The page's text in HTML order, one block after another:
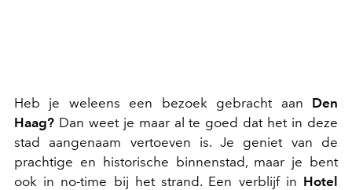
Heb je weleens een bezoek gebracht aan Den
Haag? Dan weet je maar al te goed dat het in deze
stad aangenaam vertoeven is. Je geniet van de
prachtige en historische binnenstad, maar je bent
ook in no-time bij het strand. Een verblijf in Hotel